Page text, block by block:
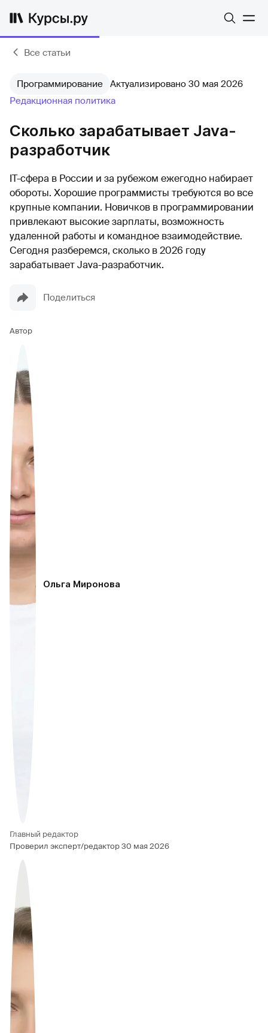
Все статьи
Программирование Актуализировано 30 мая 2026
Редакционная политика
Сколько зарабатывает Java-
разработчик
IT-сфера в России и за рубежом ежегодно набирает
обороты. Хорошие программисты требуются во все
крупные компании. Новичков в программировании
привлекают высокие зарплаты, возможность
удаленной работы и командное взаимодействие.
Сегодня разберемся, сколько в 2026 году
зарабатывает Java-разработчик.
Поделиться
Автор
Ольга Миронова
Главный редактор
Проверил эксперт/редактор30 мая 2026